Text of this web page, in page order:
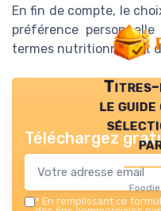
En fin de compte, le
préférence
termes nutritionnels et
Titres-
le
Téléchargez
* En remplissant ce